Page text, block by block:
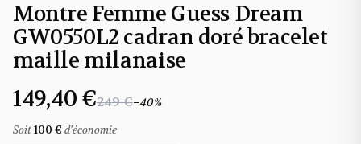
Montre Femme Guess Dream
GW0550L2 cadran doré bracelet
maille milanaise
149,40 €249 €−40%
Soit100 € d'économie